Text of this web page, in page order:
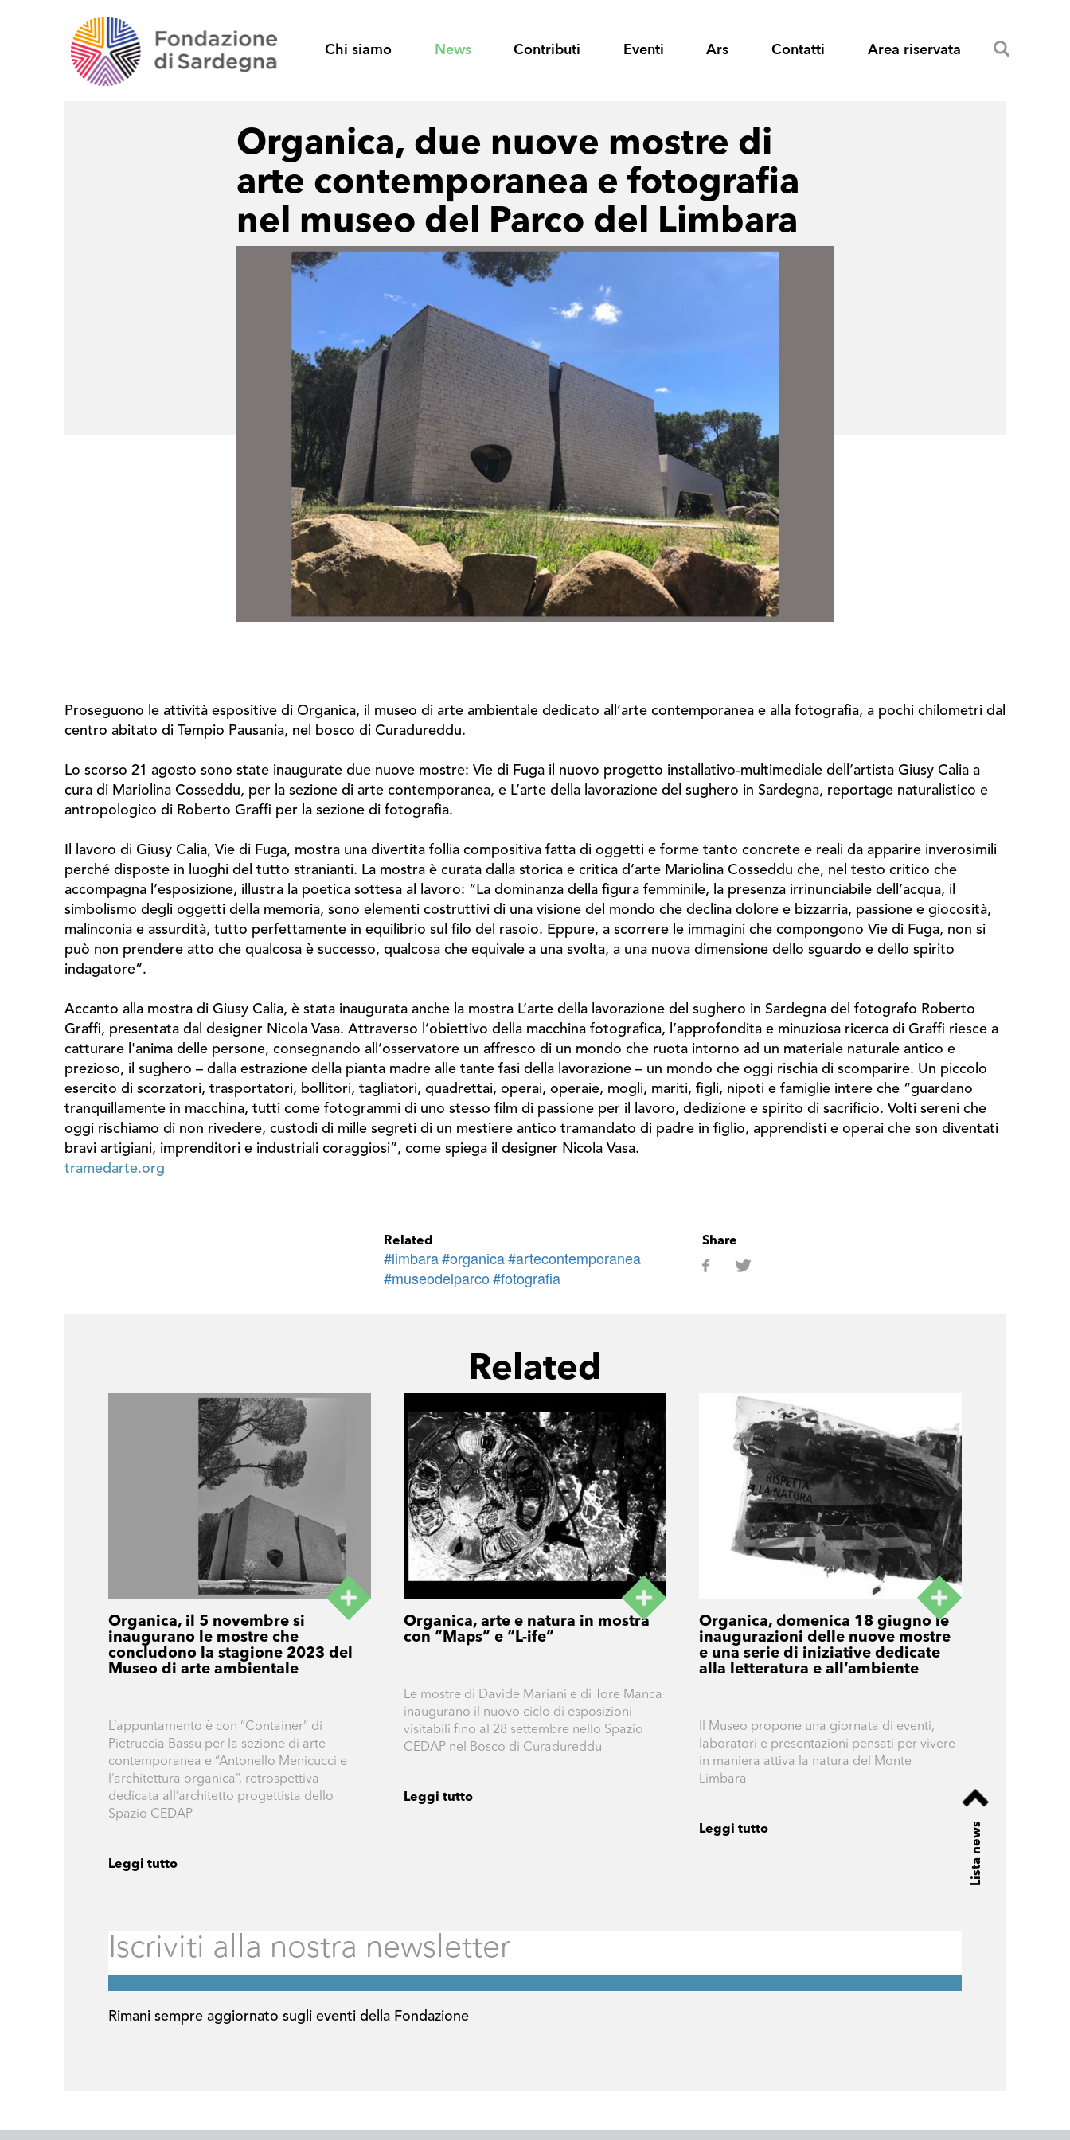
Chi siamo News Contributi Eventi Ars Contatti Area riservata
Organica, due nuove mostre di
arte contemporanea e fotografia
nel museo del Parco del Limbara
Proseguono le attività espositive di Organica, il museo di arte ambientale dedicato all’arte contemporanea e alla fotografia, a pochi chilometri dal
centro abitato di Tempio Pausania, nel bosco di Curadureddu.
Lo scorso 21 agosto sono state inaugurate due nuove mostre: Vie di Fuga il nuovo progetto installativo-multimediale dell’artista Giusy Calia a
cura di Mariolina Cosseddu, per la sezione di arte contemporanea, e L’arte della lavorazione del sughero in Sardegna, reportage naturalistico e
antropologico di Roberto Graffi per la sezione di fotografia.
Il lavoro di Giusy Calia, Vie di Fuga, mostra una divertita follia compositiva fatta di oggetti e forme tanto concrete e reali da apparire inverosimili
perché disposte in luoghi del tutto stranianti. La mostra è curata dalla storica e critica d’arte Mariolina Cosseddu che, nel testo critico che
accompagna l’esposizione, illustra la poetica sottesa al lavoro: “La dominanza della figura femminile, la presenza irrinunciabile dell’acqua, il
simbolismo degli oggetti della memoria, sono elementi costruttivi di una visione del mondo che declina dolore e bizzarria, passione e giocosità,
malinconia e assurdità, tutto perfettamente in equilibrio sul filo del rasoio. Eppure, a scorrere le immagini che compongono Vie di Fuga, non si
può non prendere atto che qualcosa è successo, qualcosa che equivale a una svolta, a una nuova dimensione dello sguardo e dello spirito
indagatore”.
Accanto alla mostra di Giusy Calia, è stata inaugurata anche la mostra L’arte della lavorazione del sughero in Sardegna del fotografo Roberto
Graffi, presentata dal designer Nicola Vasa. Attraverso l’obiettivo della macchina fotografica, l’approfondita e minuziosa ricerca di Graffi riesce a
catturare l'anima delle persone, consegnando all’osservatore un affresco di un mondo che ruota intorno ad un materiale naturale antico e
prezioso, il sughero – dalla estrazione della pianta madre alle tante fasi della lavorazione – un mondo che oggi rischia di scomparire. Un piccolo
esercito di scorzatori, trasportatori, bollitori, tagliatori, quadrettai, operai, operaie, mogli, mariti, figli, nipoti e famiglie intere che “guardano
tranquillamente in macchina, tutti come fotogrammi di uno stesso film di passione per il lavoro, dedizione e spirito di sacrificio. Volti sereni che
oggi rischiamo di non rivedere, custodi di mille segreti di un mestiere antico tramandato di padre in figlio, apprendisti e operai che son diventati
bravi artigiani, imprenditori e industriali coraggiosi”, come spiega il designer Nicola Vasa.
tramedarte.org
Related
#limbara#organica#artecontemporanea
#museodelparco#fotografia
Share
Related
Organica, il 5 novembre si
inaugurano le mostre che
concludono la stagione 2023 del
Museo di arte ambientale
L’appuntamento è con “Container” di
Pietruccia Bassu per la sezione di arte
contemporanea e “Antonello Menicucci e
l’architettura organica”, retrospettiva
dedicata all’architetto progettista dello
Spazio CEDAP
Leggi tutto
Organica, arte e natura in mostra
con “Maps” e “L-ife”
Le mostre di Davide Mariani e di Tore Manca
inaugurano il nuovo ciclo di esposizioni
visitabili fino al 28 settembre nello Spazio
CEDAP nel Bosco di Curadureddu
Leggi tutto
Organica, domenica 18 giugno le
inaugurazioni delle nuove mostre
e una serie di iniziative dedicate
alla letteratura e all’ambiente
Il Museo propone una giornata di eventi,
laboratori e presentazioni pensati per vivere
in maniera attiva la natura del Monte
Limbara
Leggi tutto Lista news
Rimani sempre aggiornato sugli eventi della Fondazione